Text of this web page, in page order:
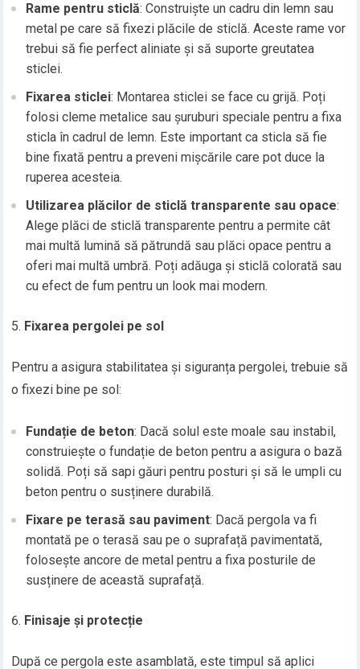
Rame pentru sticlă: Construiște un cadru din lemn sau
metal pe care să fixezi plăcile de sticlă. Aceste rame vor
trebui să fie perfect aliniate și să suporte greutatea
sticlei.
Fixarea sticlei: Montarea sticlei se face cu grijă. Poți
folosi cleme metalice sau șuruburi speciale pentru a fixa
sticla în cadrul de lemn. Este important ca sticla să fie
bine fixată pentru a preveni mișcările care pot duce la
ruperea acesteia.
Utilizarea plăcilor de sticlă transparente sau opace:
Alege plăci de sticlă transparente pentru a permite cât
mai multă lumină să pătrundă sau plăci opace pentru a
oferi mai multă umbră. Poți adăuga și sticlă colorată sau
cu efect de fum pentru un look mai modern.
Fixarea pergolei pe sol
Pentru a asigura stabilitatea și siguranța pergolei, trebuie să
o fixezi bine pe sol:
Fundație de beton: Dacă solul este moale sau instabil,
construiește o fundație de beton pentru a asigura o bază
solidă. Poți să sapi găuri pentru posturi și să le umpli cu
beton pentru o susținere durabilă.
Fixare pe terasă sau paviment: Dacă pergola va fi
montată pe o terasă sau pe o suprafață pavimentată,
folosește ancore de metal pentru a fixa posturile de
susținere de această suprafață.
Finisaje și protecție
După ce pergola este asamblată, este timpul să aplici